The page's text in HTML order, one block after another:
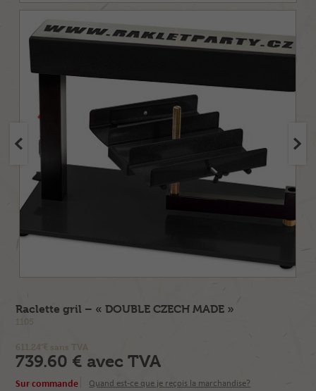
Raclette gril – « DOUBLE CZECH MADE »
1105
611.24 € sans TVA
739.60 € avec TVA
Sur commande Quand est-ce que je reçois la marchandise?